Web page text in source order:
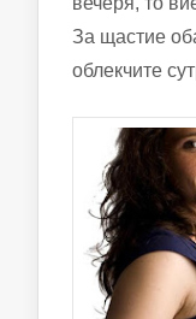
За щастие
облекчите